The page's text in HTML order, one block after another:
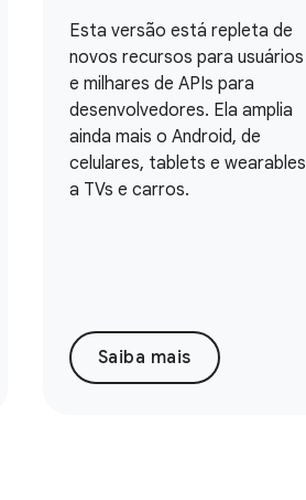
Esta versão está repleta de
novos recursos para usuários
e milhares de APIs para
desenvolvedores. Ela amplia
ainda mais o Android, de
celulares, tablets e wearables
a TVs e carros.
Saiba mais